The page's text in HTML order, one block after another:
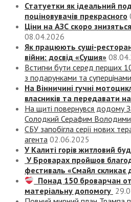
Статуетки як ідеальний
поціновувачів прекрасного
Ціни на АЗС скоро
08.04.2026
Як працюють суші-
війни: досвід «Сушия»
Встигни бути серед перших
з подарунками та суперцінами
На Вінничині гучні
власників та передавати
На щиті повернувся додому
Солодкий Серафим
СБУ запобігла серії нових
агента 02.06.2025
У Калиті горів житловий
У Броварах пройшов
фестиваль «Смайл скликає
Понад 150 броварчан
матеріальну допомогу